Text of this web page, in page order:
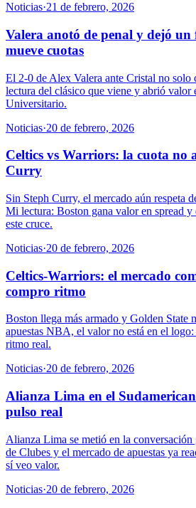
Noticias·21 de febrero, 2026
Valera anotó de penal y dejó un
mueve cuotas
El 2-0 de Alex Valera ante Cristal no solo
lectura del clásico que viene y abrió valor
Universitario.
Noticias·20 de febrero, 2026
Celtics vs Warriors: la cuota no
Curry
Sin Steph Curry, el mercado aún respeta
Mi lectura: Boston gana valor en spread y
este cruce.
Noticias·20 de febrero, 2026
Celtics-Warriors: el mercado
compro ritmo
Boston llega más armado y Golden State
apuestas NBA, el valor no está en el
ritmo real.
Noticias·20 de febrero, 2026
Alianza Lima en el
pulso real
Alianza Lima se metió en la conversación
de Clubes y el mercado de apuestas ya
sí veo valor.
Noticias·20 de febrero, 2026